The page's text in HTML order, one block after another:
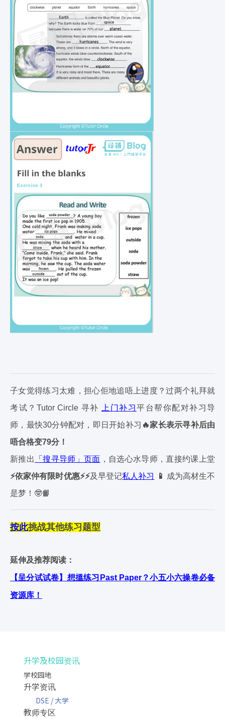
子女觉得练习太难，担心佢地追唔上进度？过两个礼拜就
考试？Tutor Circle 寻补
上门补习平台帮你配对补习导
师，最快30分钟配对，即日开始补习 🔥家长表示寻补后由
唔合格变79分！
新推出
「搜寻导师」页面 ，自选心水导师，直接约课上堂
⚡依家仲有限时优惠⚡⚡及早登记私人补习 📱
成为高材生不
是梦！🤓📙
按此挑战其他练习题型
延伸及推荐阅读：
【呈分试试卷】想搵练习Past Paper？小五小六操卷必备
资源库！
升学及校园资讯
学校园地
升学资讯
DSE / 大学
教师专区